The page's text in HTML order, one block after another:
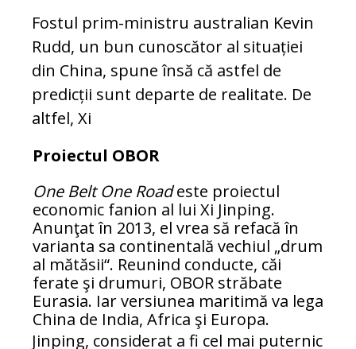
Fostul prim-ministru australian Kevin
Rudd, un bun cunoscător al situației
din China, spune însă că astfel de
predicții sunt departe de realitate. De
altfel, Xi
Proiectul OBOR
One Belt One Roadeste proiectul
economic fanion al lui Xi Jinping.
Anunţat în 2013, el vrea să refacă în
varianta sa continentală vechiul „drum
al mătăsii“. Reunind conducte, căi
ferate şi drumuri, OBOR străbate
Eurasia. Iar versiunea maritimă va lega
China de India, Africa şi Europa.
Jin­ping, considerat a fi cel mai puternic